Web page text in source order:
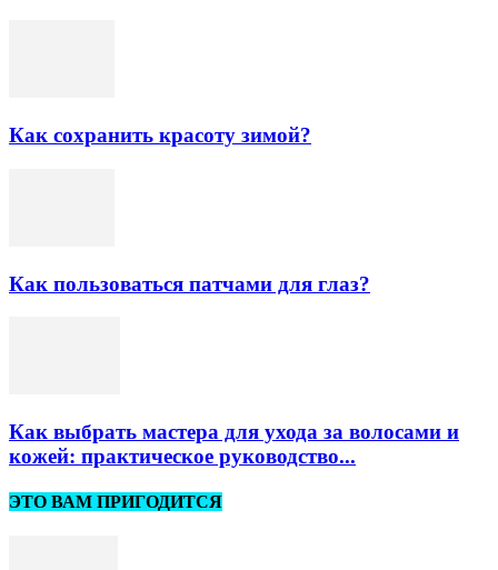
Как сохранить красоту зимой?
Как пользоваться патчами для глаз?
Как выбрать мастера для ухода за волосами и
кожей: практическое руководство...
ЭТО ВАМ ПРИГОДИТСЯ